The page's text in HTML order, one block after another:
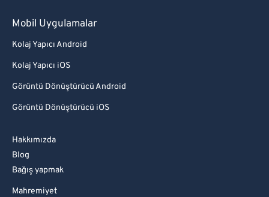
Mobil Uygulamalar
Kolaj Yapıcı Android
Kolaj Yapıcı iOS
Görüntü Dönüştürücü Android
Görüntü Dönüştürücü iOS
Hakkımızda
Blog
Bağış yapmak
Mahremiyet